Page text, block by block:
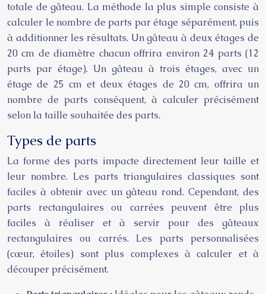
totale de gâteau. La méthode la plus simple consiste à
calculer le nombre de parts par étage séparément, puis
à additionner les résultats. Un gâteau à deux étages de
20 cm de diamètre chacun offrira environ 24 parts (12
parts par étage). Un gâteau à trois étages, avec un
étage de 25 cm et deux étages de 20 cm, offrira un
nombre de parts conséquent, à calculer précisément
selon la taille souhaitée des parts.
Types de parts
La forme des parts impacte directement leur taille et
leur nombre. Les parts triangulaires classiques sont
faciles à obtenir avec un gâteau rond. Cependant, des
parts rectangulaires ou carrées peuvent être plus
faciles à réaliser et à servir pour des gâteaux
rectangulaires ou carrés. Les parts personnalisées
(cœur, étoiles) sont plus complexes à calculer et à
découper précisément.